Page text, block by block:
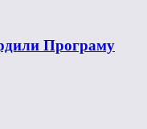
Програму